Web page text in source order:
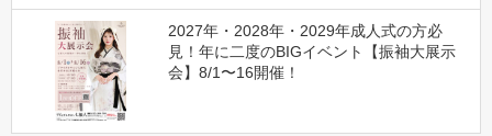
2027年・2028年・2029年成人式の方必
見！年に二度のBIGイベント【振袖大展示
会】8/1〜16開催！